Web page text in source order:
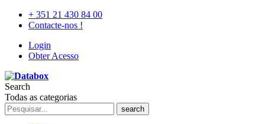
+ 351 21 430 84 00
Contacte-nos !
Login
Obter Acesso
Search
Todas as categorias
search